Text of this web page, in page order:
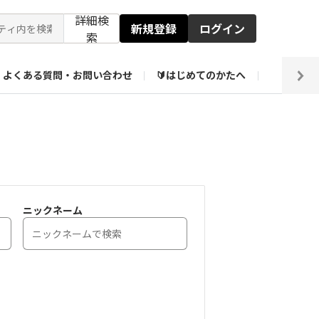
詳細検
索
新規登録 ログイン
よくある質問・お問い合わせ 🔰はじめてのかたへ 編集
ニックネーム